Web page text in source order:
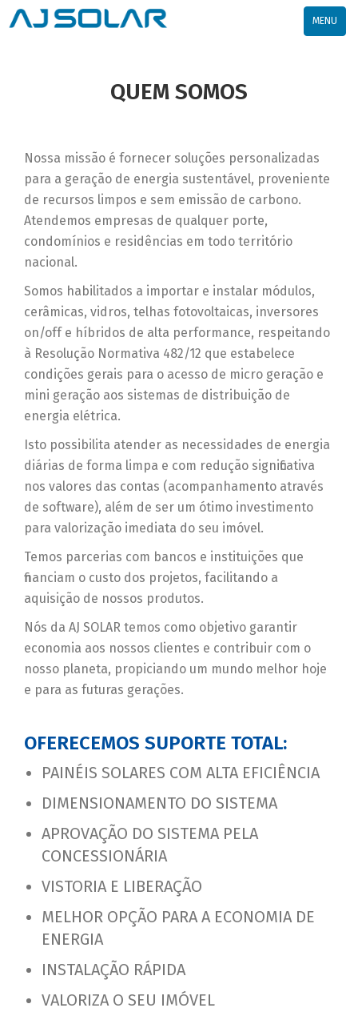
TOGGLE
MENU
QUEM SOMOS
Nossa missão é fornecer soluções personalizadas
para a geração de energia sustentável, proveniente
de recursos limpos e sem emissão de carbono.
Atendemos empresas de qualquer porte,
condomínios e residências em todo território
nacional.
Somos habilitados a importar e instalar módulos,
cerâmicas, vidros, telhas fotovoltaicas, inversores
on/off e híbridos de alta performance, respeitando
à Resolução Normativa 482/12 que estabelece
condições gerais para o acesso de micro geração e
mini geração aos sistemas de distribuição de
energia elétrica.
Isto possibilita atender as necessidades de energia
diárias de forma limpa e com redução significativa
nos valores das contas (acompanhamento através
de software), além de ser um ótimo investimento
para valorização imediata do seu imóvel.
Temos parcerias com bancos e instituições que
financiam o custo dos projetos, facilitando a
aquisição de nossos produtos.
Nós da AJ SOLAR temos como objetivo garantir
economia aos nossos clientes e contribuir com o
nosso planeta, propiciando um mundo melhor hoje
e para as futuras gerações.
OFERECEMOS SUPORTE TOTAL:
PAINÉIS SOLARES COM ALTA EFICIÊNCIA
DIMENSIONAMENTO DO SISTEMA
APROVAÇÃO DO SISTEMA PELA
CONCESSIONÁRIA
VISTORIA E LIBERAÇÃO
MELHOR OPÇÃO PARA A ECONOMIA DE
ENERGIA
INSTALAÇÃO RÁPIDA
VALORIZA O SEU IMÓVEL